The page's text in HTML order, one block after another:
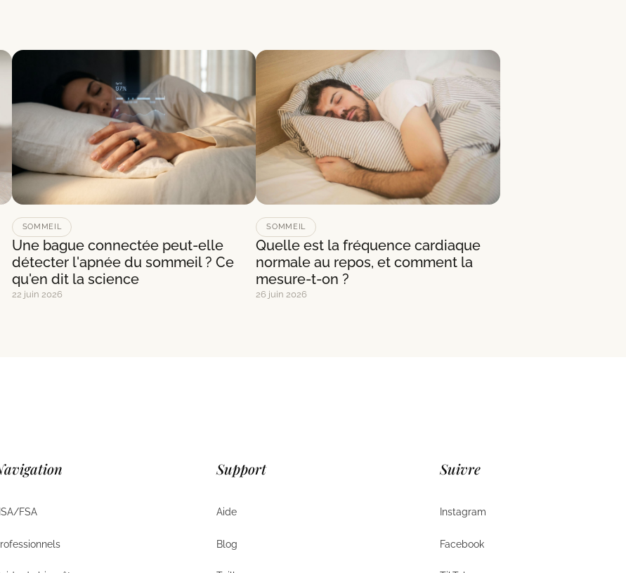
SOMMEIL
Une bague connectée peut-elle
détecter l'apnée du sommeil ? Ce
qu'en dit la science
22 juin 2026
SOMMEIL
Quelle est la fréquence cardiaque
normale au repos, et comment la
mesure-t-on ?
26 juin 2026
FSA
Support
Aide
Blog
Suivre
Instagram
Facebook